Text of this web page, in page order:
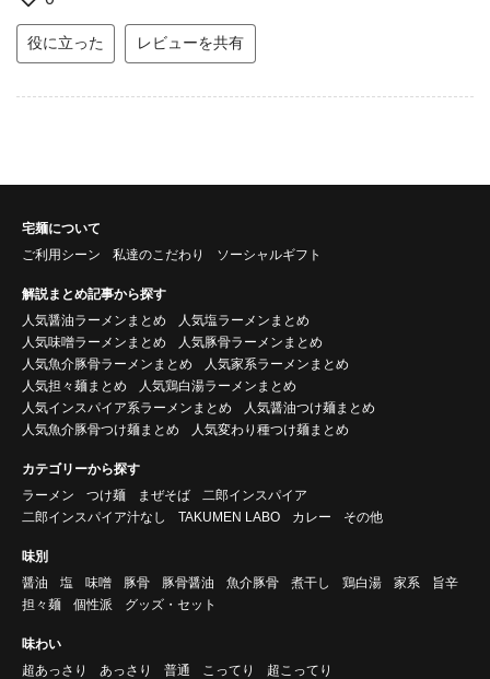
役に立った レビューを共有
宅麺について
ご利用シーン
私達のこだわり ソーシャルギフト
解説まとめ記事から探す
人気醤油ラーメンまとめ
人気塩ラーメンまとめ
人気味噌ラーメンまとめ
人気豚骨ラーメンまとめ
人気魚介豚骨ラーメンまとめ
人気家系ラーメンまとめ
人気担々麺まとめ
人気鶏白湯ラーメンまとめ
人気インスパイア系ラーメンまとめ
人気醤油つけ麺まとめ
人気魚介豚骨つけ麺まとめ
人気変わり種つけ麺まとめ
カテゴリーから探す
ラーメン
つけ麺 まぜそば
二郎インスパイア
二郎インスパイア汁なし
TAKUMEN LABO カレー その他
味別
醤油
塩 味噌 豚骨 豚骨醤油 魚介豚骨 煮干し 鶏白湯 家系
旨辛
担々麺
個性派 グッズ・セット
味わい
超あっさり
あっさり 普通 こってり 超こってり